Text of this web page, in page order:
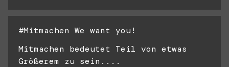
#Mitmachen We want you!
Mitmachen bedeutet Teil von etwas
Größerem zu sein....